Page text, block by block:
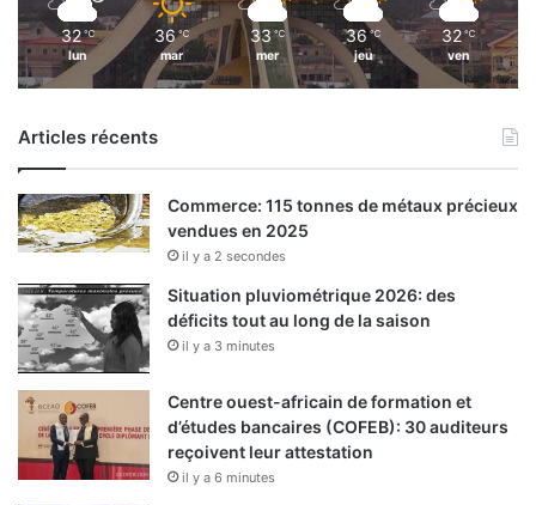
32 ℃
lun
36 ℃
mar
33 ℃
mer
36 ℃
jeu
32 ℃
ven
Articles récents
Commerce: 115 tonnes de métaux précieux
vendues en 2025
il y a 2 secondes
Situation pluviométrique 2026: des
déficits tout au long de la saison
il y a 3 minutes
Centre ouest-africain de formation et
d’études bancaires (COFEB): 30 auditeurs
reçoivent leur attestation
il y a 6 minutes